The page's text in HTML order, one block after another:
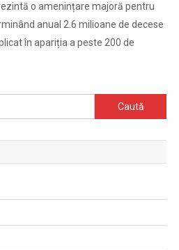
o amenințare majoră pentru
anual 2.6 milioane de decese
în apariția a peste 200 de
Caută
după: